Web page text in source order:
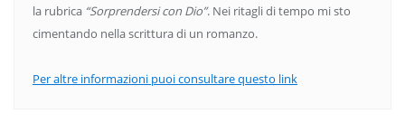
la rubrica “Sorprendersi con Dio”. Nei ritagli di tempo mi sto
cimentando nella scrittura di un romanzo.
Per altre informazioni puoi consultare questo link